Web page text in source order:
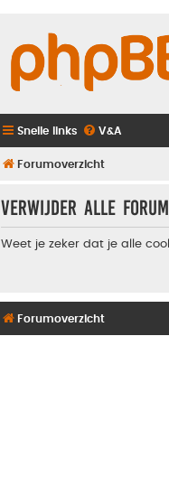
Snelle links V&A
Forumoverzicht
Verwijder alle
Weet je zeker dat je alle
Forumoverzicht